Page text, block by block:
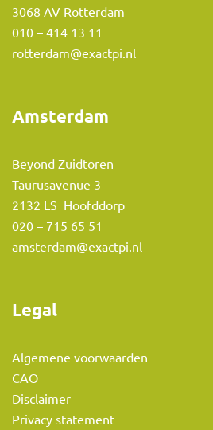
3068 AV Rotterdam
010 – 414 13 11
rotterdam@exactpi.nl
Amsterdam
Beyond Zuidtoren
Taurusavenue 3
2132 LS Hoofddorp
020 – 715 65 51
amsterdam@exactpi.nl
Legal
Algemene voorwaarden
CAO
Disclaimer
Privacy statement